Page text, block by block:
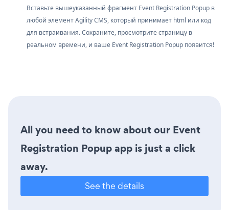
Вставьте вышеуказанный фрагмент Event Registration Popup в
любой элемент Agility CMS, который принимает html или код
для встраивания. Сохраните, просмотрите страницу в
реальном времени, и ваше Event Registration Popup появится!
All you need to know about our Event
Registration Popup app is just a click
away.
See the details